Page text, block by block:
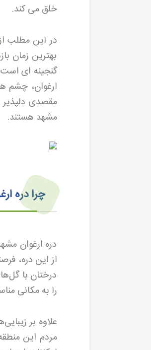
خلق می کند.
در این مطلب
بهترین زمان
گنجینه ای
ارغوان، چشم
مقصدی
مشهد هستند.
چرا دره
دره ارغوان
از این دره،
درختان با
را به مکانی
علاوه بر
مردم این